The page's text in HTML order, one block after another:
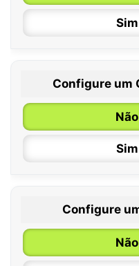
Sim
0 /
6 /
12 /
Configure um
Não
Sim
Configure
Não